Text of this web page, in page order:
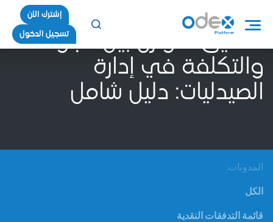
إشترك الأن
تسجيل الدخول
تحقيق التوازن بين الجودة
والتكلفة في إدارة
الصيدليات: دليل شامل
المدونات:
الكل
قائمة التدفقات النقدية